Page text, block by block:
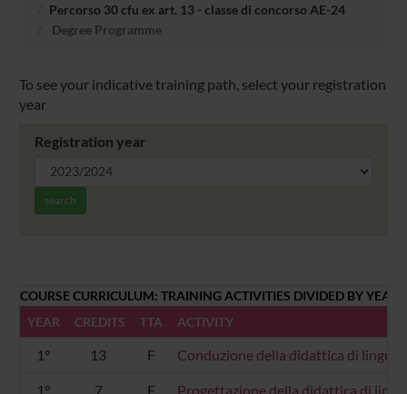
Percorso 30 cfu ex art. 13 - classe di concorso AE-24
Degree Programme
To see your indicative training path, select your registration
year
Registration year
search
COURSE CURRICULUM: TRAINING ACTIVITIES DIVIDED BY YEAR
YEAR
CREDITS TTA ACTIVITY
1° 13 F Conduzione della didattica di lingua
1° 7 F Progettazione della didattica di